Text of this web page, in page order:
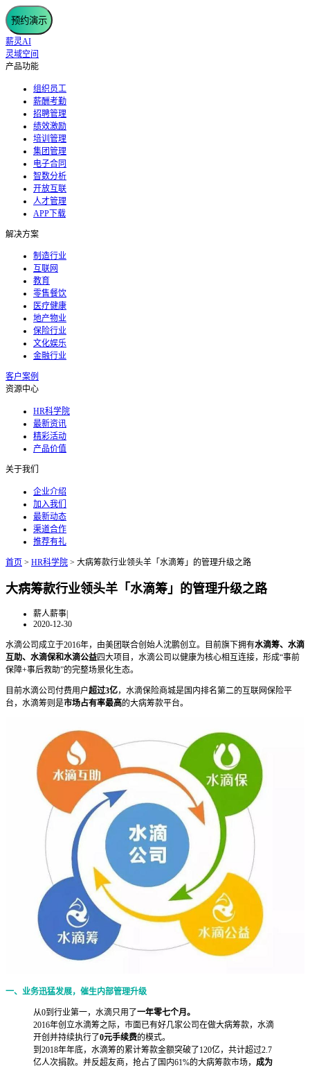
预约演示
薪灵AI
灵域空间
产品功能
组织员工
薪酬考勤
招聘管理
绩效激励
培训管理
集团管理
电子合同
智数分析
开放互联
人才管理
APP下载
解决方案
制造行业
互联网
教育
零售餐饮
医疗健康
地产物业
保险行业
文化娱乐
金融行业
客户案例
资源中心
HR科学院
最新资讯
精彩活动
产品价值
关于我们
企业介绍
加入我们
最新动态
渠道合作
推荐有礼
首页 > HR科学院 > 大病筹款行业领头羊「水滴筹」的管理升级之路
大病筹款行业领头羊「水滴筹」的管理升级之路
薪人薪事|
2020-12-30
水滴公司成立于2016年，由美团联合创始人沈鹏创立。目前旗下拥有水滴筹、水滴
互助、水滴保和水滴公益四大项目，水滴公司以健康为核心相互连接，形成“事前
保障+事后救助”的完整场景化生态。
目前水滴公司付费用户超过3亿，水滴保险商城是国内排名第二的互联网保险平
台，水滴筹则是市场占有率最高的大病筹款平台。
一、业务迅猛发展，催生内部管理升级
从0到行业第一，水滴只用了一年零七个月。
2016年创立水滴筹之际，市面已有好几家公司在做大病筹款，水滴
开创并持续执行了0元手续费的模式。
到2018年年底，水滴筹的累计筹款金额突破了120亿，共计超过2.7
亿人次捐款。并反超友商，抢占了国内61%的大病筹款市场， 成为